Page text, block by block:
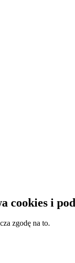
cookies i
zgodę na to.